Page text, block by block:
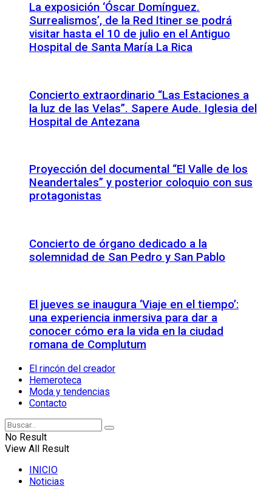
La exposición ‘Óscar Domínguez.
Surrealismos’, de la Red Itiner se podrá
visitar hasta el 10 de julio en el Antiguo
Hospital de Santa María La Rica
Concierto extraordinario “Las Estaciones a
la luz de las Velas”. Sapere Aude. Iglesia del
Hospital de Antezana
Proyección del documental “El Valle de los
Neandertales” y posterior coloquio con sus
protagonistas
Concierto de órgano dedicado a la
solemnidad de San Pedro y San Pablo
El jueves se inaugura ‘Viaje en el tiempo’:
una experiencia inmersiva para dar a
conocer cómo era la vida en la ciudad
romana de Complutum
El rincón del creador
Hemeroteca
Moda y tendencias
Contacto
No Result
View All Result
INICIO
Noticias